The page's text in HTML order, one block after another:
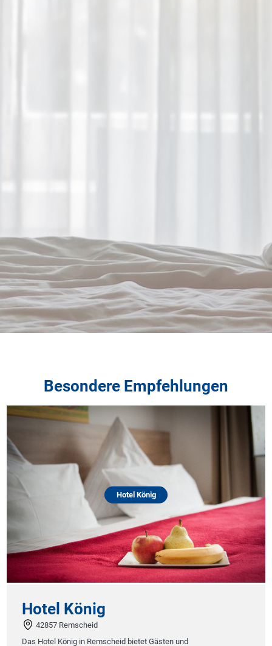
Besondere Empfehlungen
Hotel König
Hotel König
42857 Remscheid
Das Hotel König in Remscheid bietet Gästen und